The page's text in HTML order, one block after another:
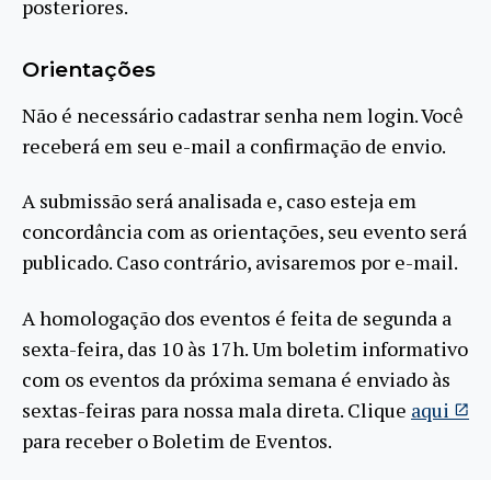
posteriores.
Orientações
Não é necessário cadastrar senha nem login. Você
receberá em seu e-mail a confirmação de envio.
A submissão será analisada e, caso esteja em
concordância com as orientações, seu evento será
publicado. Caso contrário, avisaremos por e-mail.
A homologação dos eventos é feita de segunda a
sexta-feira, das 10 às 17h. Um boletim informativo
com os eventos da próxima semana é enviado às
sextas-feiras para nossa mala direta. Clique aqui
para receber o Boletim de Eventos.